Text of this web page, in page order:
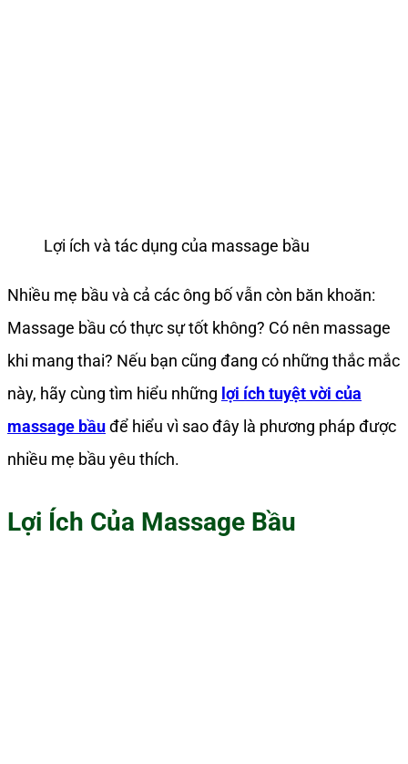
Lợi ích và tác dụng của massage bầu
Nhiều mẹ bầu và cả các ông bố vẫn còn băn khoăn:
Massage bầu có thực sự tốt không? Có nên massage
khi mang thai? Nếu bạn cũng đang có những thắc mắc
này, hãy cùng tìm hiểu những lợi ích tuyệt vời của
massage bầuđể hiểu vì sao đây là phương pháp được
nhiều mẹ bầu yêu thích.
Lợi Ích Của Massage Bầu